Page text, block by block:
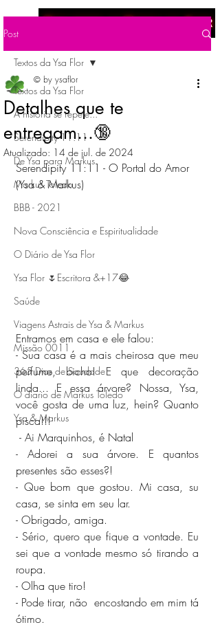
Menu
Post
Textos da Ysa Flor
A história se repete...
Serendipity 11:11
De Ysa para Markus
Markus Toledo
BBB - 2021
Nova Consciência e Espiritualidade
O Diário de Ysa Flor
Ysa Flor 🌷Escritora &+17😂
Saúde
Viagens Astrais de Ysa & Markus
Missão 0011
365 Dias de Saudade
O diario de Markus Toledo
Ysa & Markus
Textos da Ysa Flor
Detalhes que te
entregam...🔞
© by ysaflor
Atualizado: 14 de jul. de 2024
Serendipity 11:11 - O Portal do Amor
(Ysa & Markus)
Entramos em casa e ele falou:
- Sua casa é a mais cheirosa que meu
perfume, bicho! E que decoração
linda... E essa árvore? Nossa, Ysa,
você gosta de uma luz, hein? Quanto
pisca!!!
- Ai Marquinhos, é Natal
- Adorei a sua árvore. E quantos
presentes são esses?!
- Que bom que gostou. Mi casa, su
casa, se sinta em seu lar.
- Obrigado, amiga.
- Sério, quero que fique a vontade. Eu
sei que a vontade mesmo só tirando a
roupa.
- Olha que tiro!
- Pode tirar, não  encostando em mim tá
ótimo.